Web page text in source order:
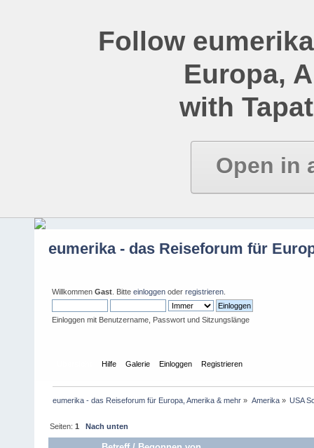
Follow
Europa,
with
Open in
eumerika - das Reiseforum für
Willkommen Gast . Bitte einloggen oder registrieren
Einloggen mit Benutzername, Passwort und Sitzungslänge
Hilfe Galerie Einloggen Registrieren
eumerika - das Reiseforum für Europa, Amerika & mehr » Amerika» USA
Seiten:1 Nach unten